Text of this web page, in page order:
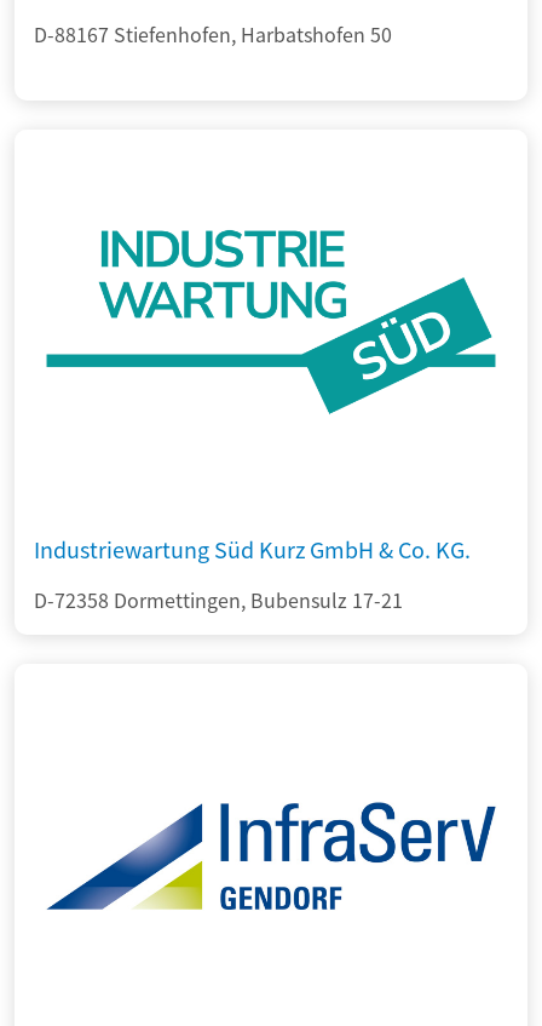
D-88167 Stiefenhofen, Harbatshofen 50
Industriewartung Süd Kurz GmbH & Co. KG.
D-72358 Dormettingen, Bubensulz 17-21